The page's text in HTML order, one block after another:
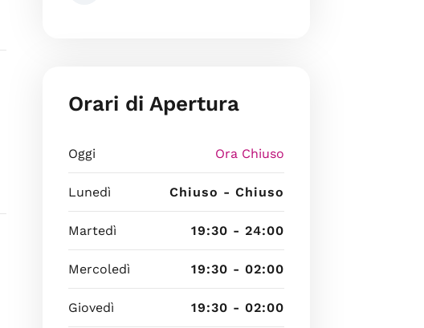
Orari di Apertura
Oggi Ora Chiuso
Lunedì Chiuso - Chiuso
Martedì 19:30 - 24:00
Mercoledì 19:30 - 02:00
Giovedì 19:30 - 02:00